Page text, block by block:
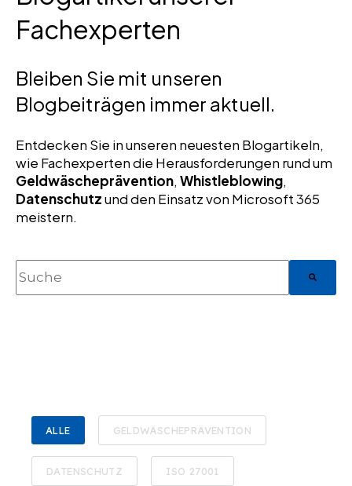
Fachexperten
Bleiben Sie mit unseren
Blogbeiträgen immer aktuell.
Entdecken Sie in unseren neuesten Blogartikeln,
wie Fachexperten die Herausforderungen rund um
Geldwäscheprävention, Whistleblowing,
Datenschutzund den Einsatz von Microsoft 365
meistern.
ALLE GELDWÄSCHEPRÄVENTION
DATENSCHUTZ ISO 27001